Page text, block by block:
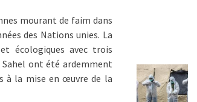
mourant de faim dans
des Nations unies. La
écologiques avec trois
Sahel ont été ardemment
à la mise en œuvre de la